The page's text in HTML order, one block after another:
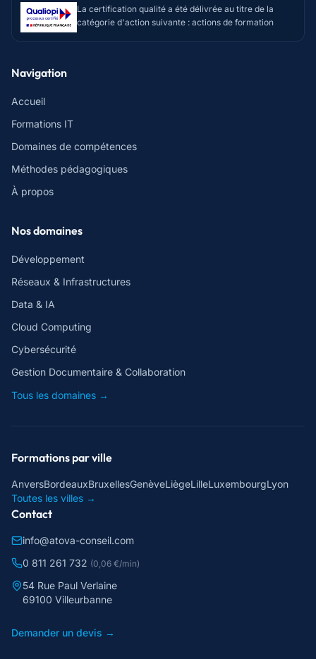
La certification qualité a été délivrée au titre de la
catégorie d'action suivante : actions de formation
Navigation
Accueil
Formations IT
Domaines de compétences
Méthodes pédagogiques
À propos
Nos domaines
Développement
Réseaux & Infrastructures
Data & IA
Cloud Computing
Cybersécurité
Gestion Documentaire & Collaboration
Tous les domaines →
Formations par ville
AnversBordeauxBruxellesGenèveLiègeLilleLuxembourgLyon
Toutes les villes →
Contact
info@atova-conseil.com
0 811 261 732 (0,06 €/min)
54 Rue Paul Verlaine
69100 Villeurbanne
Demander un devis →